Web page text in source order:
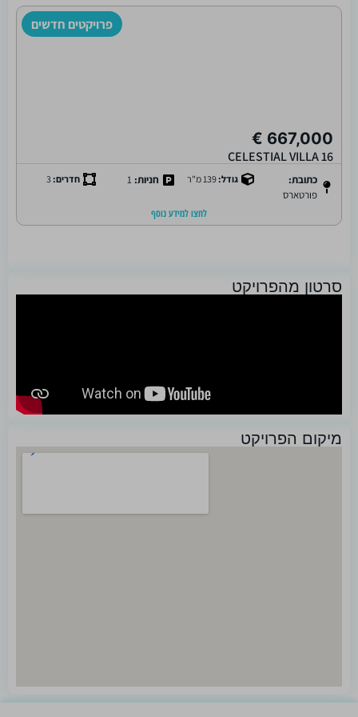
פרויקטים חדשים
667,000 €
CELESTIAL VILLA 16
כתובת:
פורטארס
גודל:139 מ"ר חניות:1 חדרים:3
לחצו למידע נוסף
סרטון מהפרויקט
מיקום הפרויקט